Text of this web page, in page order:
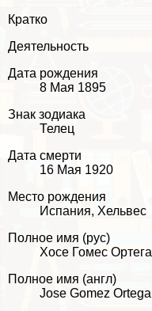
Кратко
Деятельность
Дата рождения
8 Мая 1895
Знак зодиака
Телец
Дата cмepти
16 Мая 1920
Место рождения
Испания, Хельвес
Полное имя (рус)
Хосе Гомес Ортега
Полное имя (англ)
Jose Gomez Ortega